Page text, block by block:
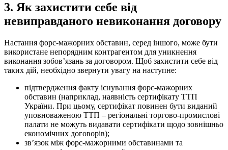
3. Як захистити себе від
невиправданого невиконання договору
Настання форс-мажорних обставин, серед іншого, може бути
використане непорядним контрагентом для уникнення
виконання зобов’язань за договором. Щоб захистити себе від
таких дій, необхідно звернути увагу на наступне:
підтвердження факту існування форс-мажорних
обставин (наприклад, наявність сертифікату ТТП
України. При цьому, сертифікат повинен бути виданий
уповноваженою ТТП – регіональні торгово-промислові
палати не можуть видавати сертифікати щодо зовнішньо
економічних договорів);
зв’язок між форс-мажорними обставинами та